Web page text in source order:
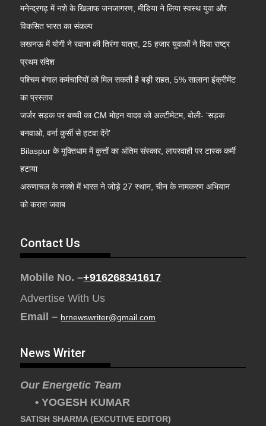
मनेन्द्रगढ़ में नशे के खिलाफ जनजागरण, मीडिया ने लिया स्वस्थ युवा और
विकसित भारत का संकल्प
लखनऊ में योगी ने रवाना की तिरंगा यात्रा, 25 हजार युवाओं ने दिया राष्ट्र
प्रथम संदेश
पश्चिम बंगाल कर्मचारियों को मिल सकती है बड़ी राहत, 5% सालाना इंक्रीमेंट
का प्रस्ताव
जर्जर सड़क पर बच्ची का CM मोहन यादव को अल्टीमेटम, बोली- ‘सड़क
बनवाओ, वर्ना कुर्सी से हटवा देंगे’
Bilaspur के मुक्तिधाम में कुत्तों का अंतिम संस्कार, लापरवाही पर टास्क कर्मी
हटाया
अरुणाचल के नक्शे में भारत ने जोड़े 27 स्थान, चीन के नामकरण अभियान
को करारा जवाब
Contact Us
Mobile No. –+916268341617
Advertise With Us
Email – hrnewswriter@gmail.com
News Writer
Our Energetic Team
• YOGESH KUMAR
SATISH SHARMA (EXCUTIVE EDITOR)